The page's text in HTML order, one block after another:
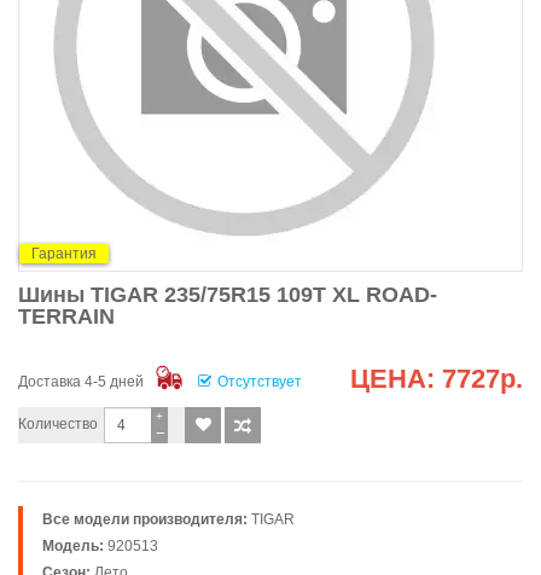
Гарантия
Шины TIGAR 235/75R15 109T XL ROAD-
TERRAIN
Доставка 4-5 дней Отсутствует ЦЕНА: 7727р.
Количество −
+
Все модели производителя: TIGAR
Модель: 920513